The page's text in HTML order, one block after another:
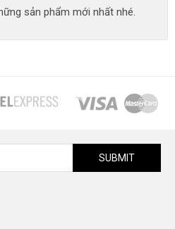
sản phẩm mới nhất nhé.
SUBMIT